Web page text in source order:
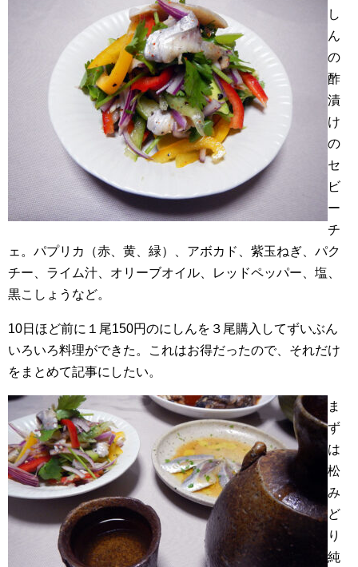
し
ん
の
酢
漬
け
の
セ
ビ
ー
チ
ェ。パプリカ（赤、黄、緑）、アボカド、紫玉ねぎ、パク
チー、ライム汁、オリーブオイル、レッドペッパー、塩、
黒こしょうなど。
10日ほど前に１尾150円のにしんを３尾購入してずいぶん
いろいろ料理ができた。これはお得だったので、それだけ
をまとめて記事にしたい。
ま
ず
は
松
み
ど
り
純